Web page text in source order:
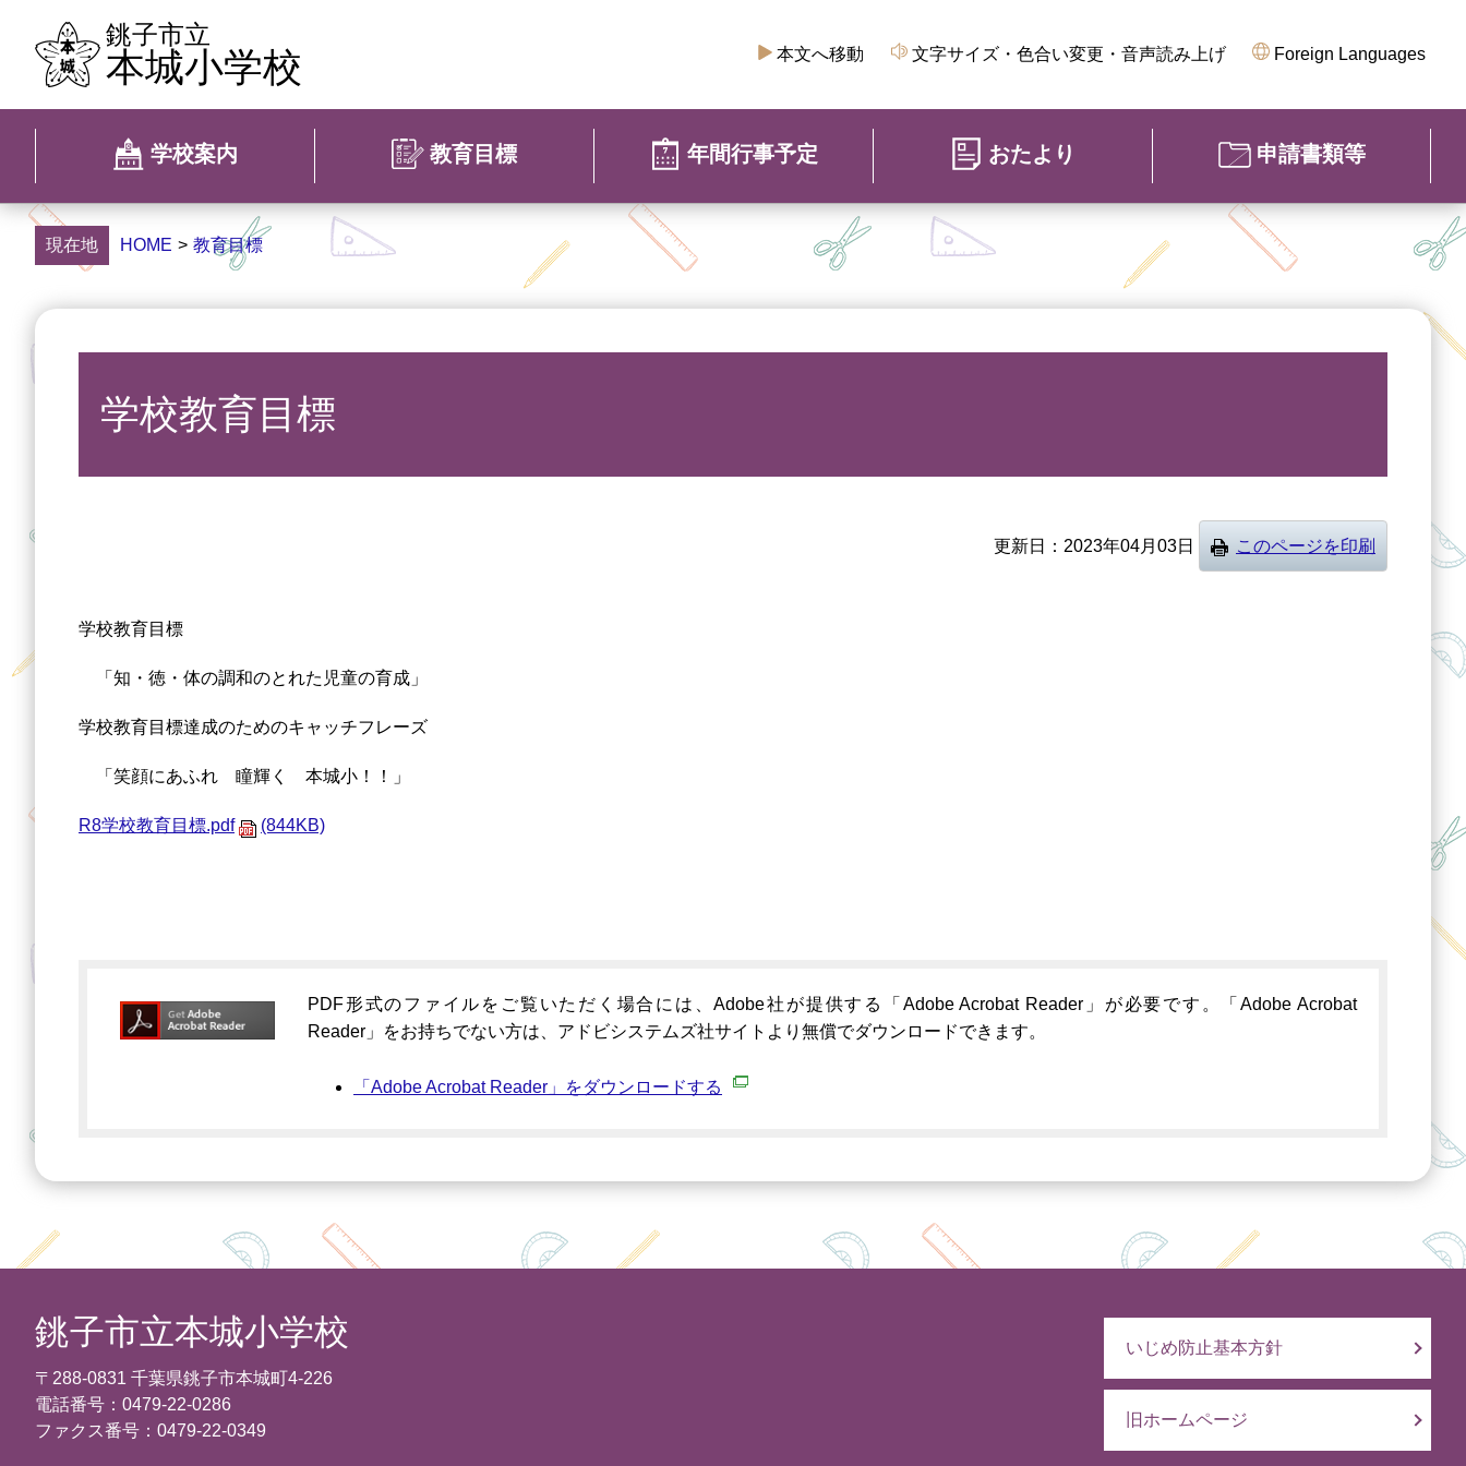
銚子市立
本城小学校 本文へ移動 文字サイズ・色合い変更・音声読み上げ Foreign Languages
学校案内 教育目標 年間行事予定 おたより 申請書類等
現在地 HOME > 教育目標
学校教育目標
更新日 2023年04月03日 このページを印刷
学校教育目標
「知・徳・体の調和のとれた児童の育成」
学校教育目標達成のためのキャッチフレーズ
「笑顔にあふれ 瞳輝く 本城小！！」
R8学校教育目標.pdf (844KB)
PDF形式のファイルをご覧いただく場合には、Adobe社が提供する「Adobe Acrobat Reader」が必要です。「Adobe Acrobat
Reader」をお持ちでない方は、アドビシステムズ社サイトより無償でダウンロードできます。
「Adobe Acrobat Reader」をダウンロードする
銚子市立本城小学校
〒288-0831 千葉県銚子市本城町4-226
電話番号：0479-22-0286
ファクス番号：0479-22-0349
いじめ防止基本方針
旧ホームページ